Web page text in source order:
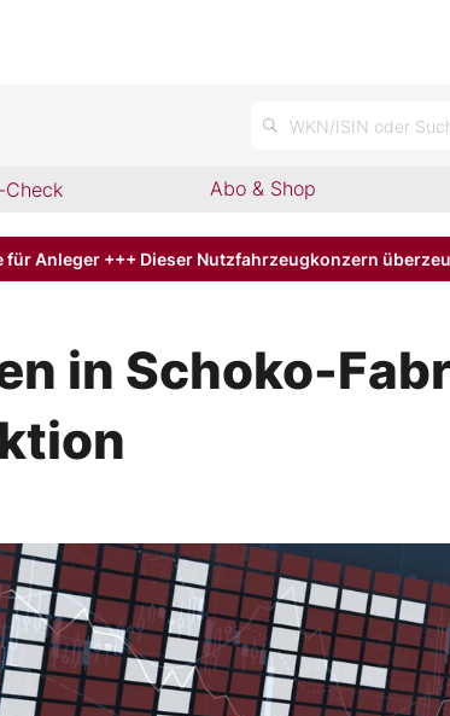
WKN/ISIN oder
Check Abo & Shop
für Anleger +++ Dieser Nutzfahrzeugkonzern
in Schoko-